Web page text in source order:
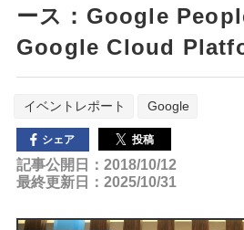
ース：Google
Google Cloud
イベントレポート Google
シェア 投稿
記事公開日：2018/10/12
最終更新日：2025/10/31